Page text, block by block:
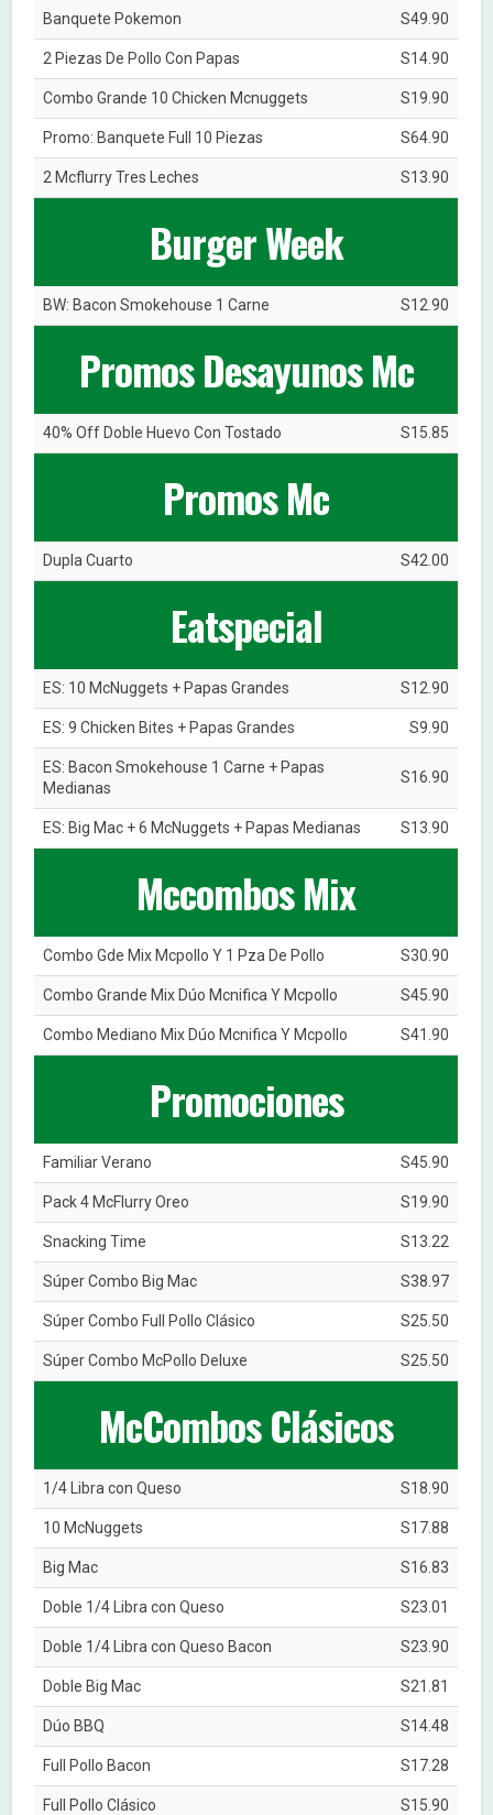
Banquete Pokemon S49.90
2 Piezas De Pollo Con Papas S14.90
Combo Grande 10 Chicken Mcnuggets S19.90
Promo: Banquete Full 10 Piezas S64.90
2 Mcflurry Tres Leches S13.90
Burger Week
BW: Bacon Smokehouse 1 Carne S12.90
Promos Desayunos Mc
40% Off Doble Huevo Con Tostado S15.85
Promos Mc
Dupla Cuarto S42.00
Eatspecial
ES: 10 McNuggets + Papas Grandes S12.90
ES: 9 Chicken Bites + Papas Grandes S9.90
ES: Bacon Smokehouse 1 Carne + Papas
Medianas
S16.90
ES: Big Mac + 6 McNuggets + Papas Medianas S13.90
Mccombos Mix
Combo Gde Mix Mcpollo Y 1 Pza De Pollo S30.90
Combo Grande Mix Dúo Mcnifica Y Mcpollo S45.90
Combo Mediano Mix Dúo Mcnifica Y Mcpollo S41.90
Promociones
Familiar Verano S45.90
Pack 4 McFlurry Oreo S19.90
Snacking Time S13.22
Súper Combo Big Mac S38.97
Súper Combo Full Pollo Clásico S25.50
Súper Combo McPollo Deluxe S25.50
McCombos Clásicos
1/4 Libra con Queso S18.90
10 McNuggets S17.88
Big Mac S16.83
Doble 1/4 Libra con Queso S23.01
Doble 1/4 Libra con Queso Bacon S23.90
Doble Big Mac S21.81
Dúo BBQ S14.48
Full Pollo Bacon S17.28
Full Pollo Clásico S15.90